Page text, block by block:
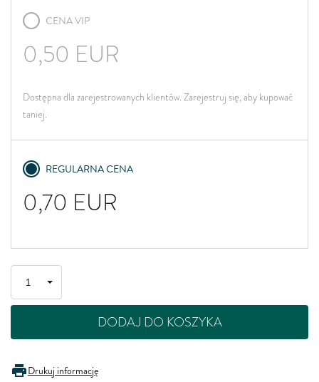
CENA VIP
0,50 EUR
Dostępna dla zarejestrowanych klientów. Zarejestruj się, aby kupować
taniej.
REGULARNA CENA
0,70 EUR
DODAJ DO KOSZYKA
Drukuj informację